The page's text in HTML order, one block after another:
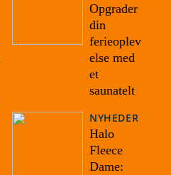
Opgrader
din
ferieoplev
else med
et
saunatelt
NYHEDER
Halo
Fleece
Dame: